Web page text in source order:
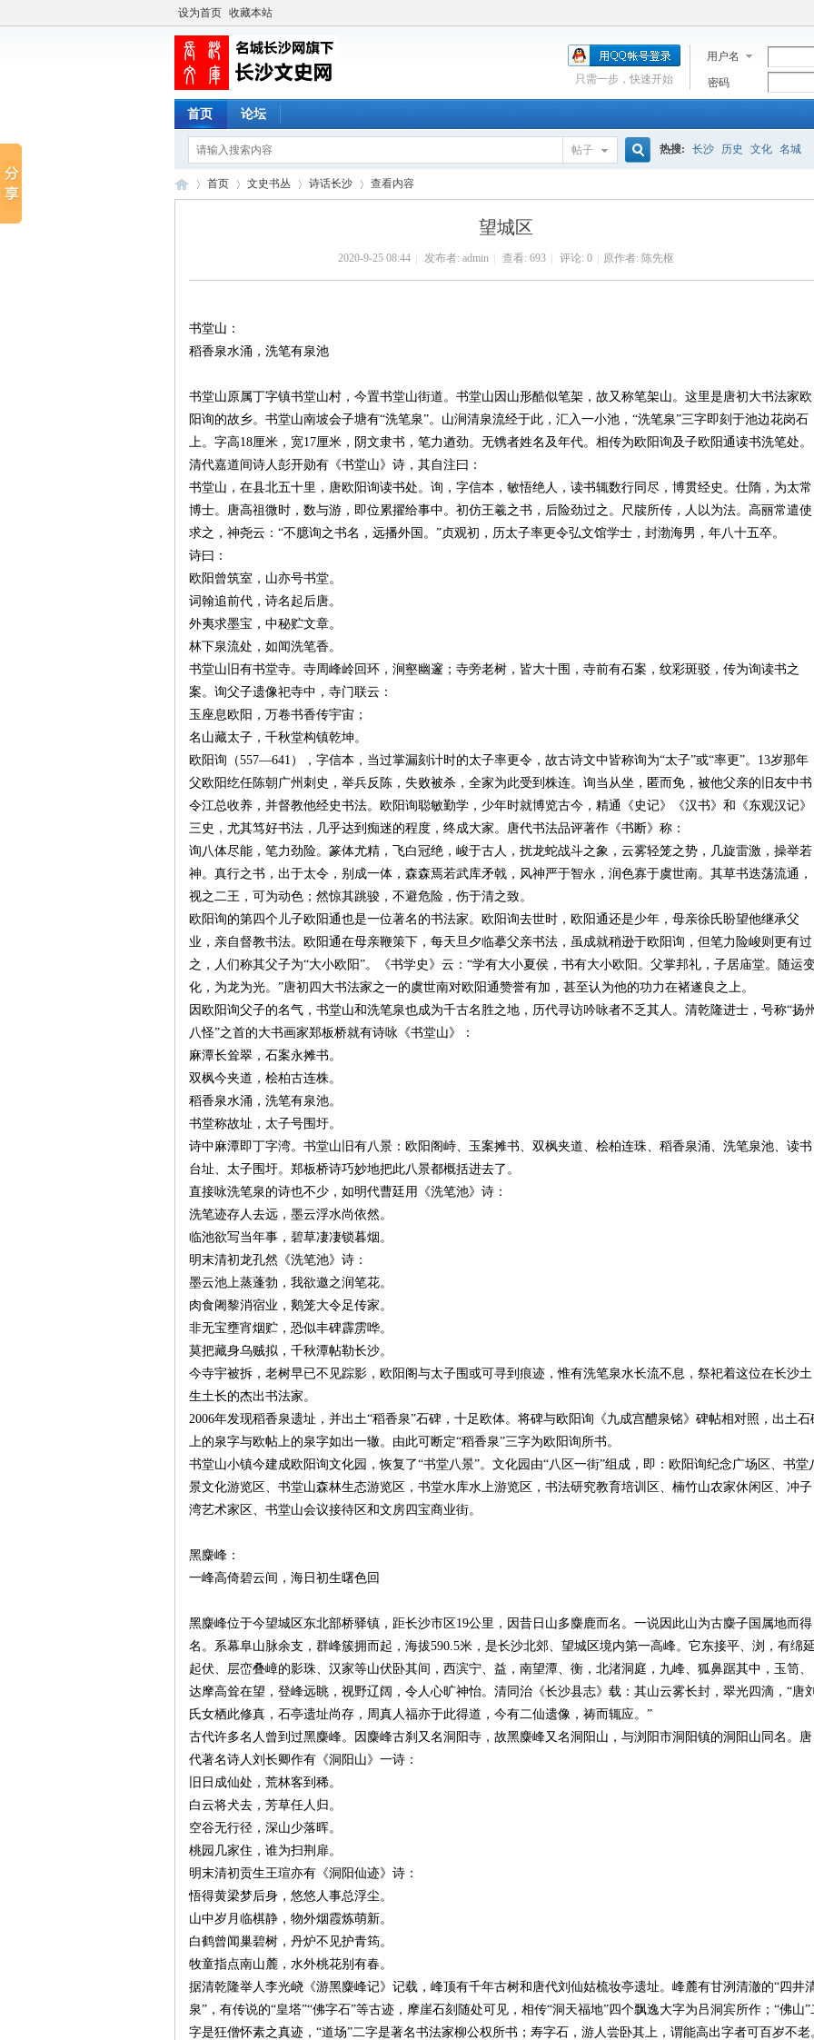
设为首页 收藏本站
用户名
密码
只需一步，快速开始
首页 论坛
帖子
索
热搜: 长沙 历史 文化 名城
首页 文史书丛 诗话长沙
›
查看内容
望城区
2020-9-25 08:44 发布者: admin 查看: 693 评论: 0 原作者: 陈先枢
书堂山：
稻香泉水涌，洗笔有泉池
书堂山原属丁字镇书堂山村，今置书堂山街道。书堂山因山形酷似笔架，故又称笔架山。这里是唐初大书法家欧
阳询的故乡。书堂山南坡会子塘有“洗笔泉”。山涧清泉流经于此，汇入一小池，“洗笔泉”三字即刻于池边花岗石
上。字高18厘米，宽17厘米，阴文隶书，笔力遒劲。无镌者姓名及年代。相传为欧阳询及子欧阳通读书洗笔处。
清代嘉道间诗人彭开勋有《书堂山》诗，其自注曰：
书堂山，在县北五十里，唐欧阳询读书处。询，字信本，敏悟绝人，读书辄数行同尽，博贯经史。仕隋，为太常
博士。唐高祖微时，数与游，即位累擢给事中。初仿王羲之书，后险劲过之。尺牍所传，人以为法。高丽常遣使
求之，神尧云：“不臆询之书名，远播外国。”贞观初，历太子率更令弘文馆学士，封渤海男，年八十五卒。
诗曰：
欧阳曾筑室，山亦号书堂。
词翰追前代，诗名起后唐。
外夷求墨宝，中秘贮文章。
林下泉流处，如闻洗笔香。
书堂山旧有书堂寺。寺周峰岭回环，涧壑幽邃；寺旁老树，皆大十围，寺前有石案，纹彩斑驳，传为询读书之
案。询父子遗像祀寺中，寺门联云：
玉座息欧阳，万卷书香传宇宙；
名山藏太子，千秋堂构镇乾坤。
欧阳询（557—641），字信本，当过掌漏刻计时的太子率更令，故古诗文中皆称询为“太子”或“率更”。13岁那年
父欧阳纥任陈朝广州刺史，举兵反陈，失败被杀，全家为此受到株连。询当从坐，匿而免，被他父亲的旧友中书
令江总收养，并督教他经史书法。欧阳询聪敏勤学，少年时就博览古今，精通《史记》《汉书》和《东观汉记》
三史，尤其笃好书法，几乎达到痴迷的程度，终成大家。唐代书法品评著作《书断》称：
询八体尽能，笔力劲险。篆体尤精，飞白冠绝，峻于古人，扰龙蛇战斗之象，云雾轻笼之势，几旋雷激，操举若
神。真行之书，出于太令，别成一体，森森焉若武库矛戟，风神严于智永，润色寡于虞世南。其草书迭荡流通，
视之二王，可为动色；然惊其跳骏，不避危险，伤于清之致。
欧阳询的第四个儿子欧阳通也是一位著名的书法家。欧阳询去世时，欧阳通还是少年，母亲徐氏盼望他继承父
业，亲自督教书法。欧阳通在母亲鞭策下，每天旦夕临摹父亲书法，虽成就稍逊于欧阳询，但笔力险峻则更有过
之，人们称其父子为“大小欧阳”。《书学史》云：“学有大小夏侯，书有大小欧阳。父掌邦礼，子居庙堂。随运
化，为龙为光。”唐初四大书法家之一的虞世南对欧阳通赞誉有加，甚至认为他的功力在褚遂良之上。
因欧阳询父子的名气，书堂山和洗笔泉也成为千古名胜之地，历代寻访吟咏者不乏其人。清乾隆进士，号称“扬
八怪”之首的大书画家郑板桥就有诗咏《书堂山》：
麻潭长耸翠，石案永摊书。
双枫今夹道，桧柏古连株。
稻香泉水涌，洗笔有泉池。
书堂称故址，太子号围圩。
诗中麻潭即丁字湾。书堂山旧有八景：欧阳阁峙、玉案摊书、双枫夹道、桧柏连珠、稻香泉涌、洗笔泉池、读书
台址、太子围圩。郑板桥诗巧妙地把此八景都概括进去了。
直接咏洗笔泉的诗也不少，如明代曹廷用《洗笔池》诗：
洗笔迹存人去远，墨云浮水尚依然。
临池欲写当年事，碧草凄凄锁暮烟。
明末清初龙孔然《洗笔池》诗：
墨云池上蒸蓬勃，我欲邀之润笔花。
肉食阇黎消宿业，鹅笼大令足传家。
非无宝壅宵烟贮，恐似丰碑霹雳哗。
莫把藏身乌贼拟，千秋潭帖勒长沙。
今寺宇被拆，老树早已不见踪影，欧阳阁与太子围或可寻到痕迹，惟有洗笔泉水长流不息，祭祀着这位在长沙土
生土长的杰出书法家。
2006年发现稻香泉遗址，并出土“稻香泉”石碑，十足欧体。将碑与欧阳询《九成宫醴泉铭》碑帖相对照，出土石
上的泉字与欧帖上的泉字如出一辙。由此可断定“稻香泉”三字为欧阳询所书。
书堂山小镇今建成欧阳询文化园，恢复了“书堂八景”。文化园由“八区一街”组成，即：欧阳询纪念广场区、书堂
景文化游览区、书堂山森林生态游览区，书堂水库水上游览区，书法研究教育培训区、楠竹山农家休闲区、冲子
湾艺术家区、书堂山会议接待区和文房四宝商业街。
黑麋峰：
一峰高倚碧云间，海日初生曙色回
黑麋峰位于今望城区东北部桥驿镇，距长沙市区19公里，因昔日山多麋鹿而名。一说因此山为古麋子国属地而得
名。系幕阜山脉余支，群峰簇拥而起，海拔590.5米，是长沙北郊、望城区境内第一高峰。它东接平、浏，有绵
起伏、层峦叠嶂的影珠、汉家等山伏卧其间，西滨宁、益，南望潭、衡，北渚洞庭，九峰、狐鼻踞其中，玉笥、
达摩高耸在望，登峰远眺，视野辽阔，令人心旷神怡。清同治《长沙县志》载：其山云雾长封，翠光四滴，“唐
氏女栖此修真，石亭遗址尚存，周真人福亦于此得道，今有二仙遗像，祷而辄应。”
古代许多名人曾到过黑麋峰。因麋峰古刹又名洞阳寺，故黑麋峰又名洞阳山，与浏阳市洞阳镇的洞阳山同名。唐
代著名诗人刘长卿作有《洞阳山》一诗：
旧日成仙处，荒林客到稀。
白云将犬去，芳草任人归。
空谷无行径，深山少落晖。
桃园几家住，谁为扫荆扉。
明末清初贡生王瑄亦有《洞阳仙迹》诗：
悟得黄梁梦后身，悠悠人事总浮尘。
山中岁月临棋静，物外烟霞炼萌新。
白鹤曾闻巢碧树，丹炉不见护青筠。
牧童指点南山麓，水外桃花别有春。
据清乾隆举人李光峣《游黑麋峰记》记载，峰顶有千年古树和唐代刘仙姑梳妆亭遗址。峰麓有甘洌清澈的“四井
泉”，有传说的“皇塔”“佛字石”等古迹，摩崖石刻随处可见，相传“洞天福地”四个飘逸大字为吕洞宾所作；“佛山”
字是狂僧怀素之真迹，“道场”二字是著名书法家柳公权所书；寿字石，游人尝卧其上，谓能高出字者可百岁不老